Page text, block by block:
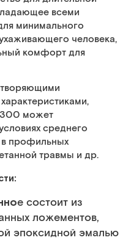
всеми
минимального
человека,
комфорт для
может
среднего
в профильных
травмы и др.
е состоит из
ложементов,
эпоксидной эмалью